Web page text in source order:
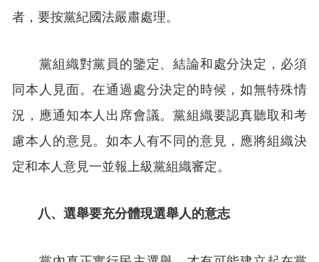
者，要按黨紀國法嚴肅處理。
黨組織對黨員的鑒定、結論和處分決定，必須
同本人見面。在通過處分決定的時候，如無特殊情
況，應通知本人出席會議。黨組織要認真聽取和考
慮本人的意見。如本人有不同的意見，應將組織決
定和本人意見一並報上級黨組織審定。
八、選舉要充分體現選舉人的意志